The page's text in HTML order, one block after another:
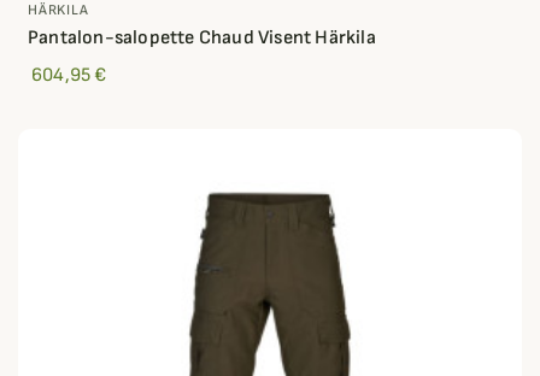
HÄRKILA
Pantalon-salopette Chaud Visent Härkila
604,95 €